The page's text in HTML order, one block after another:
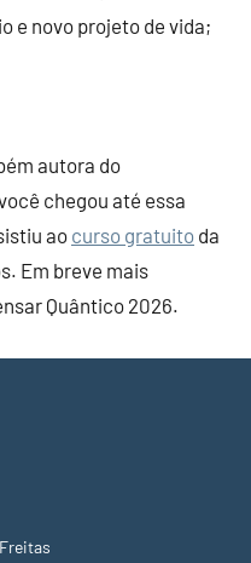
e novo projeto de vida;
autora do
chegou até essa
ao curso gratuito da
Em breve mais
Quântico 2026.